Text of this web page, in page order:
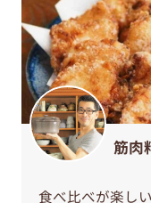
筋肉
食べ比べが楽し